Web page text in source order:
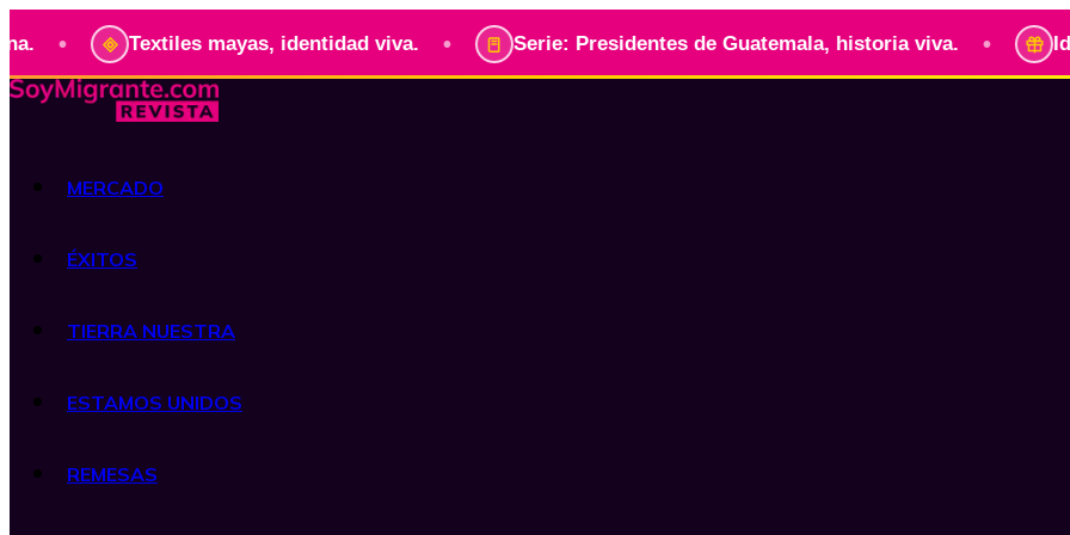
• Textiles mayas, identidad viva. • Serie: Presidentes de Guatemala, historia viva. •
MERCADO
ÉXITOS
TIERRA NUESTRA
ESTAMOS UNIDOS
REMESAS